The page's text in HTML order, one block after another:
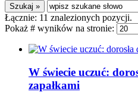
Łącznie: 11 znalezionych pozycji.
Pokaż # wyników na stronie:
W świecie uczuć:
zapałkami